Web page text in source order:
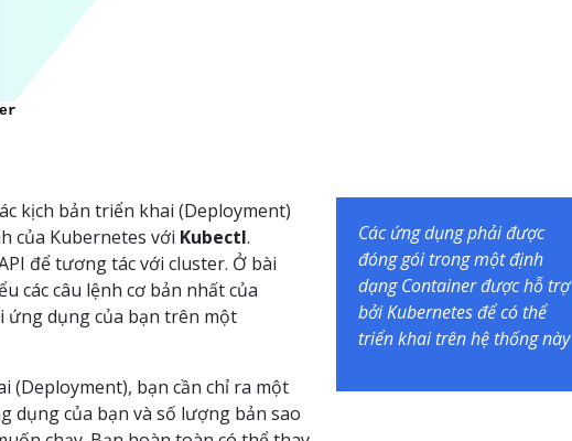
kịch bản triển khai (Deployment)
của Kubernetes với Kubectl.
để tương tác với cluster. Ở bài
các câu lệnh cơ bản nhất của
ứng dụng của bạn trên một
(Deployment), bạn cần chỉ ra một
dụng của bạn và số lượng bản sao
Các ứng dụng phải được
đóng gói trong một định
dạng Container được hỗ trợ
bởi Kubernetes để có thể
triển khai trên hệ thống này